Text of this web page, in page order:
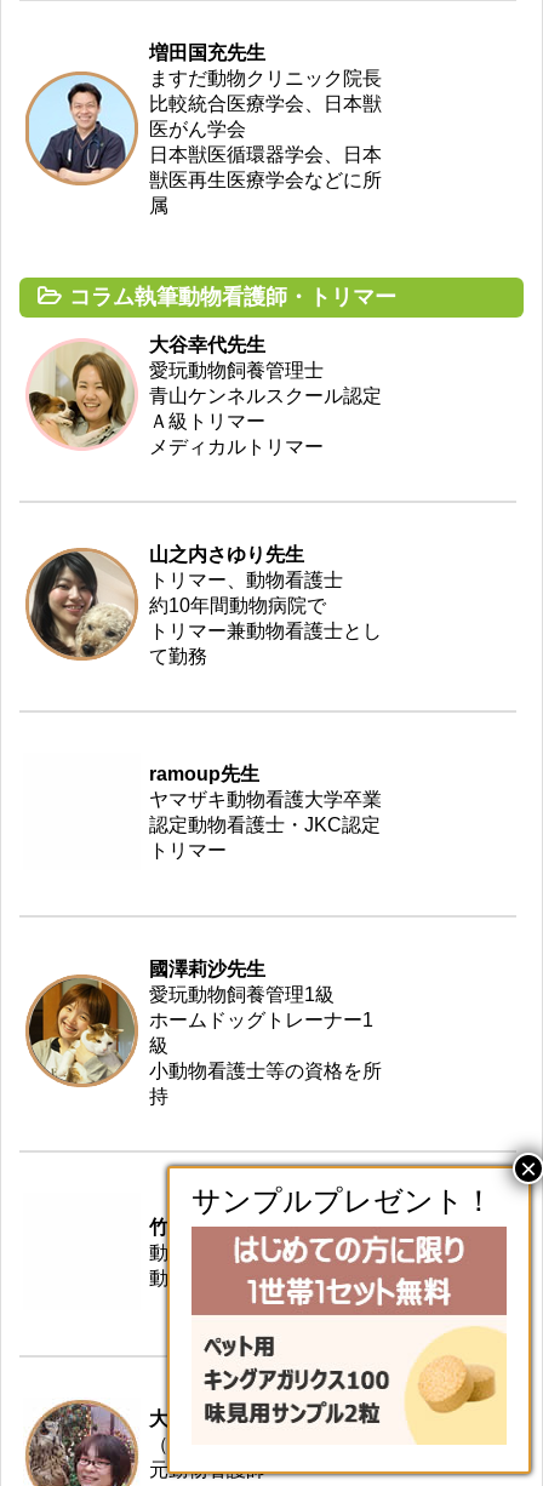
増田国充先生
ますだ動物クリニック院長
比較統合医療学会、日本獣
医がん学会
日本獣医循環器学会、日本
獣医再生医療学会などに所
属
コラム執筆動物看護師・トリマー
大谷幸代先生
愛玩動物飼養管理士
青山ケンネルスクール認定
Ａ級トリマー
メディカルトリマー
山之内さゆり先生
トリマー、動物看護士
約10年間動物病院で
トリマー兼動物看護士とし
て勤務
ramoup先生
ヤマザキ動物看護大学卒業
認定動物看護士・JKC認定
トリマー
國澤莉沙先生
愛玩動物飼養管理1級
ホームドッグトレーナー1
級
小動物看護士等の資格を所
持
竹内Coco先生
動物看護士
動物病院勤務
大柴淑子先生
（おおしばしゅくこ）
元動物看護師